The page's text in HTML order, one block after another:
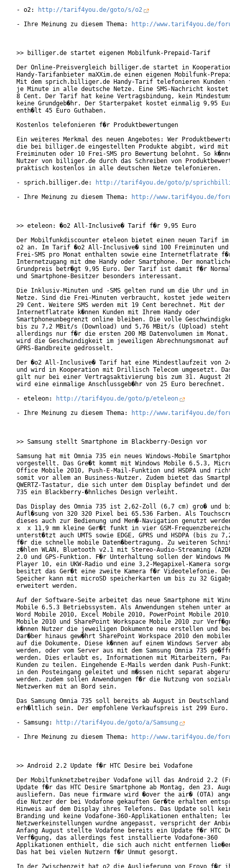
- o2:
http://tarif4you.de/goto/s/o2
- Ihre Meinung zu diesem Thema:
http://www.tarif4you.de/
>> billiger.de startet eigenen Mobilfunk-Prepaid-Tarif
Der Online-Preisvergleich billiger.de startet in
Handy-Tarifanbieter maXXim.de einen eigenen Mobilfunk-
Mit dem sprich.billiger.de Handy-Tarif telefonieren Kunden
je Minute in alle deutsche Netze. Eine SMS-Nachricht
8 Cent. Der Tarif hat keine Vertragsbindung, kein
keine Grundgeb�hr. Der Starterpaket kostet einmalig 9,95
enth�lt 45 Euro Guthaben.
Kostenlos telefonieren f�r Produktbewertungen
Ein weiteres Merkmal des neuen Angebotes: Wer
die bei billiger.de eingestellten Produkte abgibt, wird
Freiminuten oder 10 Frei-SMS pro Bewertung belohnt. So
Nutzer von billiger.de durch das Schreiben von
praktisch kostenlos in alle deutschen Netze
- sprich.billiger.de:
http://tarif4you.de/goto/p/
- Ihre Meinung zu diesem Thema:
http://www.tarif4you.de/
>> eteleon: �o2 All-Inclusive� Tarif f�r 9,95 Euro
Der Mobilfunkdiscounter eteleon bietet einen neuen Tarif im
o2 an. Im Tarif �o2 All-Inclusive� sind 100 Freiminuten und
Frei-SMS pro Monat enthalten sowie eine Internetflatrate
Internetzugang mit dme Handy oder Smartphone. Der
Grundpreis betr�gt 9,95 Euro. Der Tarif ist damit f�r
und Smartphone-Besitzer besonders interessant.
Die Inklusiv-Minuten und -SMS gelten rund um die Uhr und
Netze. Sind die Frei-Minuten verbraucht, kostet jede
29 Cent. Weitere SMS werden mit 19 Cent berechnet. Mit der
Internetflatrate k�nnen Kunden mit Ihrem Handy oder
Smartphoneunbegrenzt online bleiben. Die volle
bis zu 7,2 MBit/s (Download) und 5,76 MBit/s (Upload) steht
allerdings nur f�r die ersten 200 MB Datenvolumen im Monat.
wird die Geschwindigkeit im jeweiligen Abrechnungsmonat auf
GPRS-Bandbreite gedrosselt.
Der �o2 All-Inclusive� Tarif hat eine Mindestlaufzeit von 24
und wird in Kooperation mit Drillisch Telecom umgesetzt.
gilt nur bei einer Vertragsaktivierung bis zum 31. August
wird eine einmalige Anschlussgeb�hr von 25 Euro berechnet.
- eteleon:
http://tarif4you.de/goto/p/eteleon
- Ihre Meinung zu diesem Thema:
http://www.tarif4you.de/
>> Samsung stellt Smartphone im Blackberry-Design vor
Samsung hat mit Omnia 735 ein neues Windows-Mobile
vorgestellt. Das Gre�t kommt mit Windows Mobile 6.5.3,
Office Mobile 2010, Push-E-Mail-Funktion und HSDPA und
somit vor allem an Business-Nutzer. Zudem bietet das
QWERTZ-Tastatur, die sich unter dem Display befindet und
735 ein Blackberry-�hnliches Design verleiht.
Das Display des Omnia 735 ist 2,62-Zoll (6,7 cm) gro� und
Aufl�sung von 320 320 Pixel bei 65.536 Farben. Als
dieses auch zur Bedienung und Men�-Navigation genutzt
x  x 11,9 mm kleine Ger�t funkt in vier GSM-
unterst�tzt auch UMTS sowie EDGE, GPRS und HSDPA (bis zu
f�r die schnelle mobile Daten�bertragung. Zu weiteren
z�hlen WLAN, Bluetooth v2.1 mit Stereo-Audio-Streaming
2.0 und GPS-Funktion. F�r Unterhaltung sollen der Windows
Player 10, ein UKW-Radio und eine 3,2-Megapixel-Kamera
besitzt das Ger�t eine zweite Kamera f�r Videotelefonie.
Speicher kann mit microSD speicherkarten um bis zu 32
erweitert werden.
Auf der Software-Seite arbeitet das neue Smartphone mit
Mobile 6.5.3 Betriebssystem. Als Anwendungen stehen unter
Word Mobile 2010, Excel Mobile 2010, PowerPoint Mobile
Mobile 2010 und SharePoint Workspace Mobile 2010 zur
k�nnen Nutzer die jeweiligen Dokumente neu erstellen und
Dar�ber hinaus gew�hrt SharePoint Workspace 2010 den
auf die Dokumente. Diese k�nnen auf einem Windows Server
werden, oder vom Server aus mit dem Samsung Omnia 735
werden. Dies erlaubt es, Informationen mit Mitarbeitern,
Kunden zu teilen. Eingehende E-Mails werden dank Push-
in den Posteingang geleitet und m�ssen nicht separat
werden. zudem sollen Anwendungen f�r die Nutzung von
Netzwerken mit an Bord sein.
Das Samsung Omnia 735 soll bereits ab August in Deutschland
erh�ltlich sein. Der empfohlene Verkaufspreis ist 299
- Samsung:
http://tarif4you.de/goto/a/Samsung
- Ihre Meinung zu diesem Thema:
http://www.tarif4you.de/
>> Android 2.2 Update f�r HTC Desire bei Vodafone
Der Mobilfunknetzbetreiber Vodafone will das Android 2.2
Update f�r das HTC Desire Smartphone ab Montag, den 23.
ausliefern. Das neue firmware wird �over the air� (OTA)
die Nutzer der bei Vodafone gekauften Ger�te erhalten
Hinweis auf dem Display ihres Telefons. Das Update soll
Branding und keine Vodafone-360-Applikationen enthalten;
Netzwerkeinstellungen wurdne angepasst, verspricht der
Anfang August stellte Vodafone bereits ein Update f�r HTC
Verf�gung, das allerdings fest installierte Vodafone-360
Applikationen enthielt, die sich auch nicht entfernen
Das hat bei vielen Nutzern f�r Unmut gesorgt.
In der Zwischenzeit hat o2 die Auslieferung von Froyo f�r